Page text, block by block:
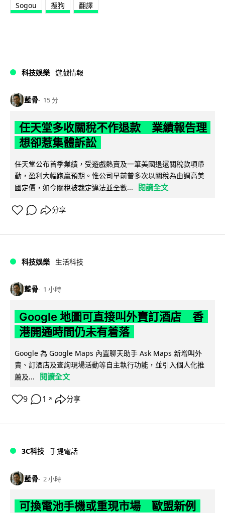
Sogou 搜狗 翻譯
科技娛樂 遊戲情報
藍骨 15 分
任天堂多收關稅不作退款 業績報告理
想卻惹集體訴訟
任天堂公布首季業績，受遊戲熱賣及一筆美國退還關稅款項帶
動，盈利大幅跑贏預期。惟公司早前曾多次以關稅為由調高美
國定價，如今關稅被裁定違法並全數...
閱讀全文
分享
科技娛樂 生活科技
藍骨 1 小時
Google 地圖可直接叫外賣訂酒店 香
港開通時間仍未有着落
Google 為 Google Maps 內置聊天助手 Ask Maps 新增叫外
賣、訂酒店及查詢現場活動等自主執行功能，並引入個人化推
薦及...
閱讀全文
9 1 ↗ 分享
3C科技 手提電話
藍骨 2 小時
可換電池手機或重現市場 歐盟新例